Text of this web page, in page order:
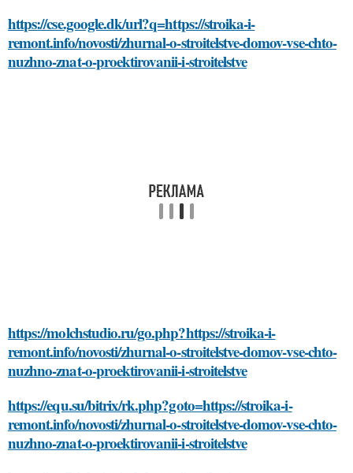
https://cse.google.dk/url?q=https://stroika-i-
remont.info/novosti/zhurnal-o-stroitelstve-domov-vse-chto-
nuzhno-znat-o-proektirovanii-i-stroitelstve
https://molchstudio.ru/go.php?https://stroika-i-
remont.info/novosti/zhurnal-o-stroitelstve-domov-vse-chto-
nuzhno-znat-o-proektirovanii-i-stroitelstve
https://equ.su/bitrix/rk.php?goto=https://stroika-i-
remont.info/novosti/zhurnal-o-stroitelstve-domov-vse-chto-
nuzhno-znat-o-proektirovanii-i-stroitelstve